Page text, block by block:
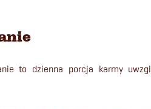
to dzienna porcja karmy